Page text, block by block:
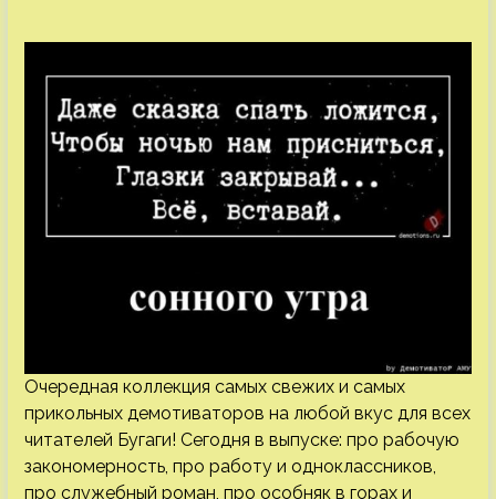
Очередная коллекция самых свежих и самых
прикольных демотиваторов на любой вкус для всех
читателей Бугаги! Сегодня в выпуске: про рабочую
закономерность, про работу и одноклассников,
про служебный роман, про особняк в горах и